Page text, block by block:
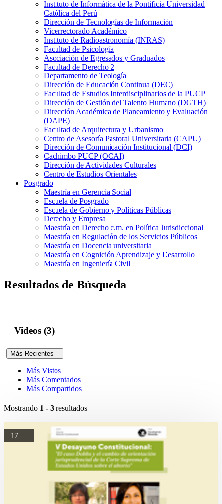
Instituto de Informática de la Pontificia Universidad
Católica del Perú
Dirección de Tecnologías de Información
Vicerrectorado Académico
Instituto de Radioastronomía (INRAS)
Facultad de Psicología
Asociación de Egresados y Graduados
Facultad de Derecho 2
Departamento de Teología
Dirección de Educación Continua (DEC)
Facultad de Estudios Interdisciplinarios de la PUCP
Dirección de Gestión del Talento Humano (DGTH)
Dirección Académica de Planeamiento y Evaluación
(DAPE)
Facultad de Arquitectura y Urbanismo
Centro de Asesoría Pastoral Universitaria (CAPU)
Dirección de Comunicación Institucional (DCI)
Cachimbo PUCP (OCAI)
Dirección de Actividades Culturales
Centro de Estudios Orientales
Posgrado
Maestría en Gerencia Social
Escuela de Posgrado
Escuela de Gobierno y Políticas Públicas
Derecho y Empresa
Maestría en Derecho c.m. en Política Jurisdiccional
Maestría en Regulación de los Servicios Públicos
Maestría en Docencia universitaria
Maestría en Cognición Aprendizaje y Desarrollo
Maestría en Ingeniería Civil
Resultados de Búsqueda
Videos (3)
Más Recientes
Más Vistos
Más Comentados
Más Compartidos
Mostrando 1 - 3 resultados
17